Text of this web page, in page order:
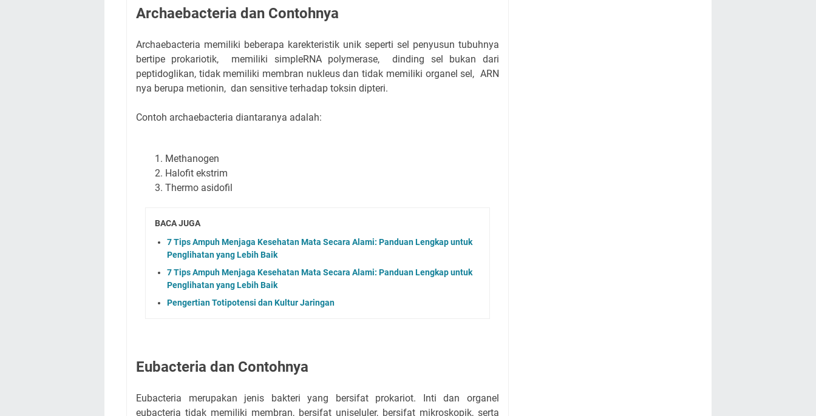
Archaebacteria dan Contohnya
Archaebacteria memiliki beberapa karekteristik unik seperti sel penyusun tubuhnya
bertipe prokariotik, memiliki simpleRNA polymerase, dinding sel bukan dari
peptidoglikan, tidak memiliki membran nukleus dan tidak memiliki organel sel, ARN
nya berupa metionin, dan sensitive terhadap toksin dipteri.
Contoh archaebacteria diantaranya adalah:
Methanogen
Halofit ekstrim
Thermo asidofil
BACA JUGA
7 Tips Ampuh Menjaga Kesehatan Mata Secara Alami: Panduan Lengkap untuk
Penglihatan yang Lebih Baik
7 Tips Ampuh Menjaga Kesehatan Mata Secara Alami: Panduan Lengkap untuk
Penglihatan yang Lebih Baik
Pengertian Totipotensi dan Kultur Jaringan
Eubacteria dan Contohnya
Eubacteria merupakan jenis bakteri yang bersifat prokariot. Inti dan organel
eubacteria tidak memiliki membran, bersifat uniseluler, bersifat mikroskopik, serta